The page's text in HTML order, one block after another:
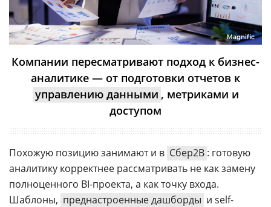
Magnific
Компании пересматривают подход к бизнес-
аналитике — от подготовки отчетов к
управлению данными , метриками и
доступом
Похожую позицию занимают и в Сбер2B : готовую
аналитику корректнее рассматривать не как замену
полноценного BI-проекта, а как точку входа.
Шаблоны, преднастроенные дашборды и self-